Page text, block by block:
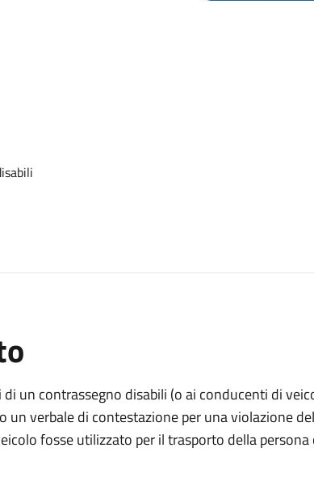
un contrassegno disabili (o ai conducenti di
un verbale di contestazione per una violazione
fosse utilizzato per il trasporto della persona